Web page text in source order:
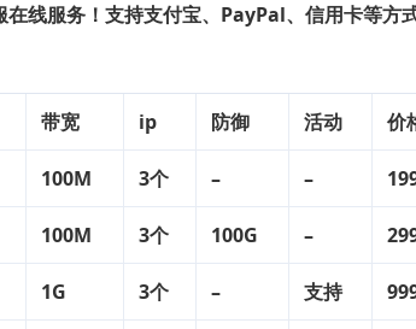
线服务！支持支付宝、PayPal、信用卡等方
带宽 ip 防御 活动 价
100M 3个 – –
100M 3个 100G –
1G 3个 – 支持